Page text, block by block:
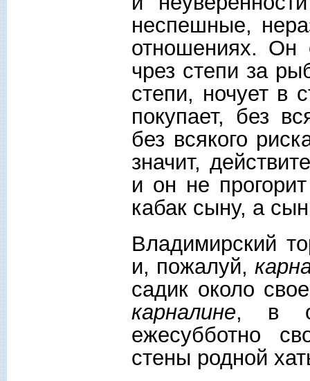
неспешные,
отношениях. Он
чрез степи за
степи, ночует в
покупает, без
без всякого
значит,
и он не
кабак сыну, а
Владимирский
и, пожалуй,
садик около
карналине, в
ежесубботно
стены родной